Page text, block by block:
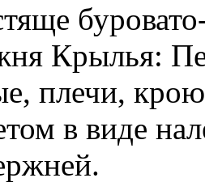
Крылья:
плечи,
в виде